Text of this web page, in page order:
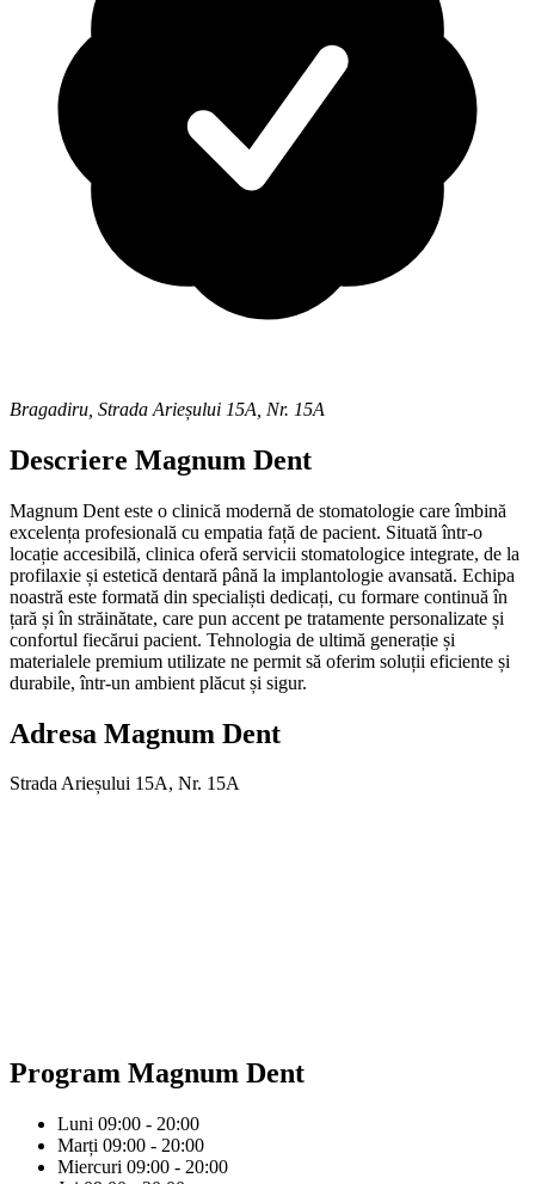
Bragadiru Strada Arieșului 15A, Nr. 15A
Descriere Magnum Dent
Magnum Dent este o clinică modernă de stomatologie care îmbină
excelența profesională cu empatia față de pacient. Situată într-o
locație accesibilă, clinica oferă servicii stomatologice integrate, de la
profilaxie și estetică dentară până la implantologie avansată. Echipa
noastră este formată din specialiști dedicați, cu formare continuă în
țară și în străinătate, care pun accent pe tratamente personalizate și
confortul fiecărui pacient. Tehnologia de ultimă generație și
materialele premium utilizate ne permit să oferim soluții eficiente și
durabile, într-un ambient plăcut și sigur.
Adresa Magnum Dent
Strada Arieșului 15A, Nr. 15A
Program Magnum Dent
Luni 09:00 - 20:00
Marți 09:00 - 20:00
Miercuri 09:00 - 20:00